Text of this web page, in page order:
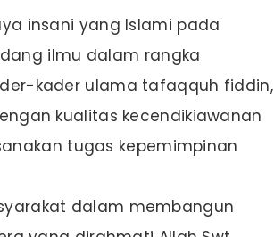
insani yang Islami pada
ilmu dalam rangka
kader ulama tafaqquh fiddin,
kualitas kecendikiawanan
tugas kepemimpinan
dalam membangun